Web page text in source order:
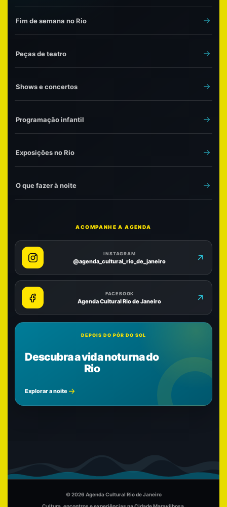
Fim de semana no Rio
Peças de teatro
Shows e concertos
Programação infantil
Exposições no Rio
O que fazer à noite
ACOMPANHE A AGENDA
INSTAGRAM
@agenda_cultural_rio_de_janeiro
FACEBOOK
Agenda Cultural Rio de Janeiro
DEPOIS DO PÔR DO SOL
Descubra a vida noturna do
Rio
Explorar a noite
© 2026 Agenda Cultural Rio de Janeiro